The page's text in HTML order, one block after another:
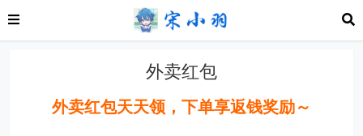
外卖红包
外卖红包天天领，下单享返钱奖励～